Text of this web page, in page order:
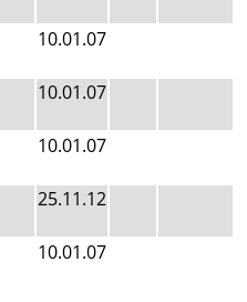
10.01.07
10.01.07
10.01.07
25.11.12
10.01.07